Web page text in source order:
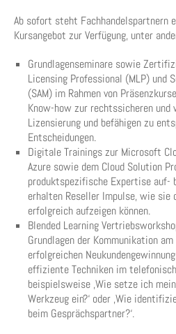
Ab sofort steht Fachhandelspartnern
Kursangebot zur Verfügung, unter
Grundlagenseminare sowie
Licensing Professional (MLP) und
(SAM) im Rahmen von
Know-how zur rechtssicheren
Lizensierung und befähigen zu
Entscheidungen.
Digitale Trainings zur Microsoft
Azure sowie dem Cloud Solution
produktspezifische Expertise auf-
erhalten Reseller Impulse, wie sie
erfolgreich aufzeigen können.
Blended Learning
Grundlagen der Kommunikation
erfolgreichen
effiziente Techniken im
beispielsweise ‚Wie setze ich
Werkzeug ein?‘ oder ‚Wie
beim Gesprächspartner?‘.